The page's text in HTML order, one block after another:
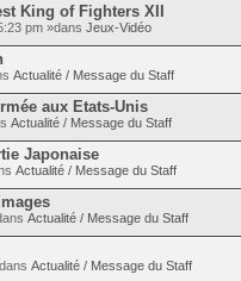
King of Fighters XII
pm »dans Jeux-Vidéo
Actualité / Message du Staff
aux Etats-Unis
Actualité / Message du Staff
Japonaise
Actualité / Message du Staff
Actualité / Message du Staff
Actualité / Message du Staff